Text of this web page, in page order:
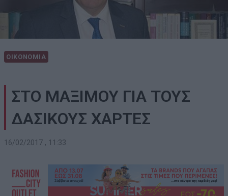
ΟΙΚΟΝΟΜΙΑ
ΣΤΟ ΜΑΞΙΜΟΥ ΓΙΑ ΤΟΥΣ
ΔΑΣΙΚΟΥΣ ΧΑΡΤΕΣ
16/02/2017 , 11:33